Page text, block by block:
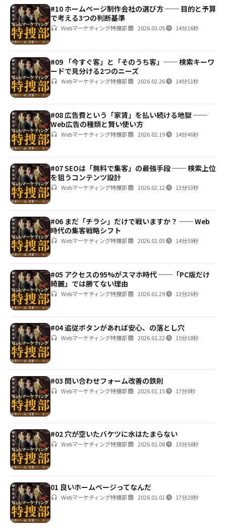
#10 ホームページ制作会社の選び方 ── 目的と予算
で考える3つの判断基準
Webマーケティング特捜部 2026.03.05 14分16秒
#09 「今すぐ客」と「そのうち客」── 検索キーワ
ードで見分ける2つのニーズ
Webマーケティング特捜部 2026.02.26 14分51秒
#08 広告費という「家賃」を払い続ける地獄 ──
Web広告の種類と賢い使い方
Webマーケティング特捜部 2026.02.19 14分46秒
#07 SEOは「無料で集客」の最強手段 ── 検索上位
を狙うコンテンツ設計
Webマーケティング特捜部 2026.02.12 13分53秒
#06 まだ「チラシ」だけで戦いますか？ ── Web
時代の集客戦略シフト
Webマーケティング特捜部 2026.02.05 14分59秒
#05 アクセスの95%がスマホ時代 ──「PC版だけ
綺麗」では勝てない理由
Webマーケティング特捜部 2026.01.29 13分26秒
#04 追従ボタンがあれば安心、の落とし穴
Webマーケティング特捜部 2026.01.22 15分18秒
#03 問い合わせフォーム改善の鉄則
Webマーケティング特捜部 2026.01.15 17分8秒
#02 穴が空いたバケツに水はたまらない
Webマーケティング特捜部 2026.01.08 15分58秒
01 良いホームページってなんだ
Webマーケティング特捜部 2026.01.01 17分28秒